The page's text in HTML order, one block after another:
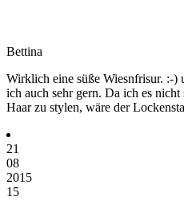
Bettina
Wirklich eine süße Wiesnfrisur. :-)
ich auch sehr gern. Da ich es
Haar zu stylen, wäre der
21
08
2015
15